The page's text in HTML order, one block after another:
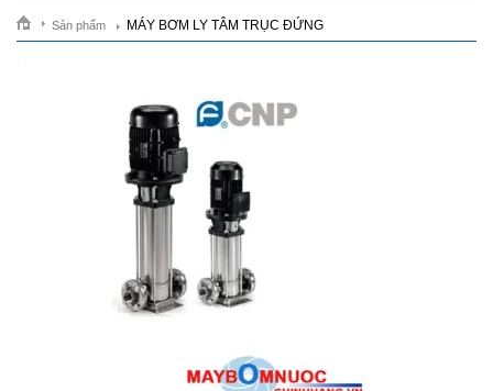
Sản phẩm MÁY BƠM LY TÂM TRỤC ĐỨNG